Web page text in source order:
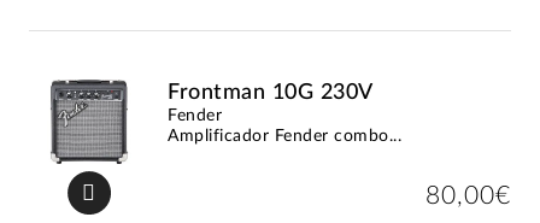
Frontman 10G 230V
Fender
Amplificador Fender combo...
80,00€